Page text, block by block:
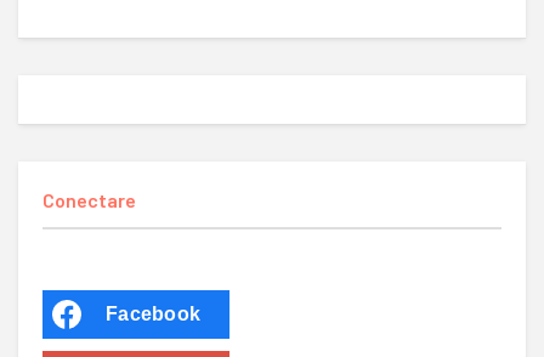
Conectare
Facebook